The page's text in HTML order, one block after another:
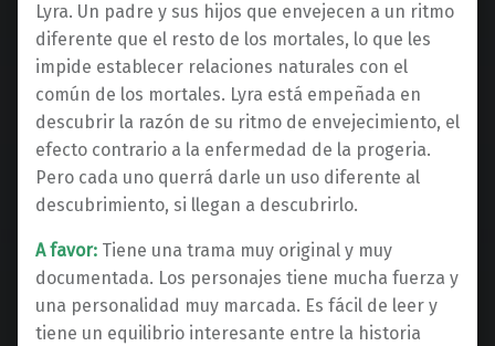
Lyra. Un padre y sus hijos que envejecen a un ritmo
diferente que el resto de los mortales, lo que les
impide establecer relaciones naturales con el
común de los mortales. Lyra está empeñada en
descubrir la razón de su ritmo de envejecimiento, el
efecto contrario a la enfermedad de la progeria.
Pero cada uno querrá darle un uso diferente al
descubrimiento, si llegan a descubrirlo.
A favor: Tiene una trama muy original y muy
documentada. Los personajes tiene mucha fuerza y
una personalidad muy marcada. Es fácil de leer y
tiene un equilibrio interesante entre la historia